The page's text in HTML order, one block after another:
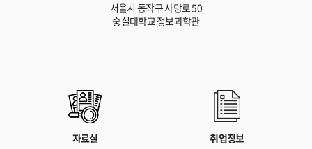
서울시 동작구 사당로 50
숭실대학교 정보과학관
자료실 취업정보